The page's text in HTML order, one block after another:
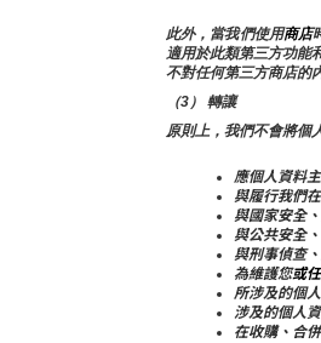
此外，當我們使用商店
適用於此類第三方功能
不對任何第三方商店的
（3） 轉讓
原則上，我們不會將個
應個人資料
與履行我們
與國家安全
與公共安全
與刑事偵查
為維護您或
所涉及的個
涉及的個人
在收購、合